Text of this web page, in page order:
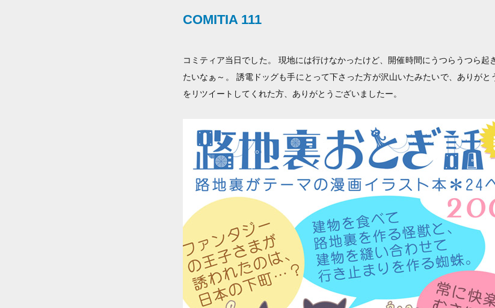
COMITIA 111
コミティア当日でした。 現地には行けなかったけど、開催時間にうつらうつら起
たいなぁ～。 誘電ドッグも手にとって下さった方が沢山いたみたいで、ありが
をリツイートしてくれた方、ありがとうございましたー。